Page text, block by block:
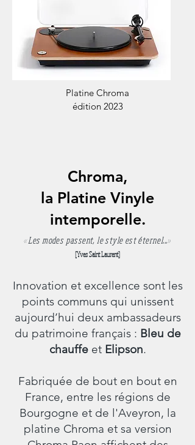
Platine Chroma
édition 2023
Chroma,
la Platine Vinyle
intemporelle.
«Les modes passent, le style est éternel...»
[Yves Saint Laurent]
Innovation et excellence sont les
points communs qui unissent
aujourd’hui deux ambassadeurs
du patrimoine français : Bleu de
chauffeet Elipson.
Fabriquée de bout en bout en
France, entre les régions de
Bourgogne et de l'Aveyron, la
platine Chroma et sa version